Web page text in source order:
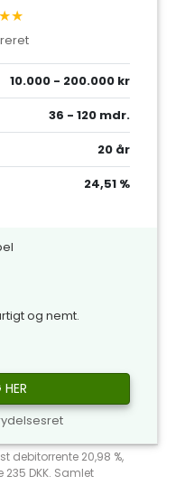
10.000 - 200.000 kr
36 - 120 mdr.
20 år
24,51 %
og nemt.
debitorrente 20,98 %,
235 DKK. Samlet